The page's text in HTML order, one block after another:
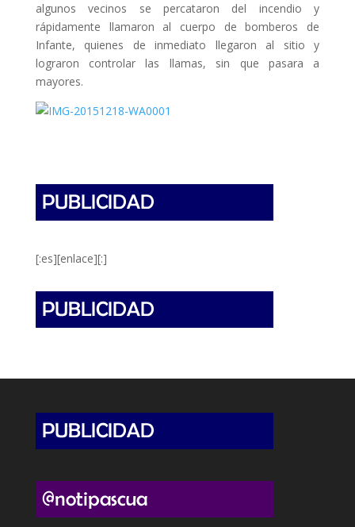
algunos vecinos se percataron del incendio y
rápidamente llamaron al cuerpo de bomberos de
Infante, quienes de inmediato llegaron al sitio y
lograron controlar las llamas, sin que pasara a
mayores.
[:es][enlace][:]